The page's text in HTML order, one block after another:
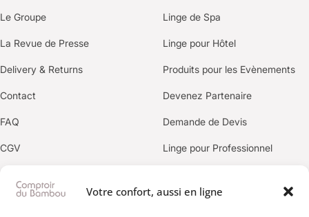
Votre confort, aussi en ligne
Le Groupe
La Revue de Presse
Delivery & Returns
Contact
FAQ
CGV
Politique de confidentialité
Linge de Spa
Linge pour Hôtel
Produits pour les Evènements
Devenez Partenaire
Demande de Devis
Linge pour Professionnel
OUR BRANDS